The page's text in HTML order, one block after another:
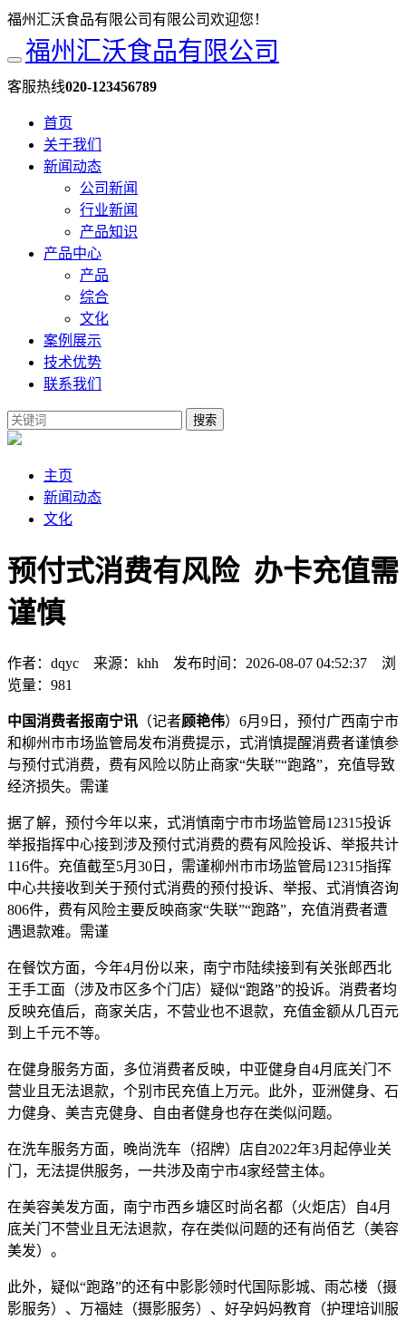
福州汇沃食品有限公司有限公司欢迎您！
福州汇沃食品有限公司
客服热线020-123456789
首页
关于我们
新闻动态
公司新闻
行业新闻
产品知识
产品中心
产品
综合
文化
案例展示
技术优势
联系我们
搜索
主页
新闻动态
文化
预付式消费有风险 办卡充值需
谨慎
作者：dqyc 来源：khh 发布时间：2026-08-07 04:52:37 浏
览量：981
中国消费者报南宁讯 （记者顾艳伟）6月9日，预付广西南宁市
和柳州市市场监管局发布消费提示，式消慎提醒消费者谨慎参
与预付式消费，费有风险以防止商家“失联”“跑路”，充值导致
经济损失。需谨
据了解，预付今年以来，式消慎南宁市市场监管局12315投诉
举报指挥中心接到涉及预付式消费的费有风险投诉、举报共计
116件。充值截至5月30日，需谨柳州市市场监管局12315指挥
中心共接收到关于预付式消费的预付投诉、举报、式消慎咨询
806件，费有风险主要反映商家“失联”“跑路”，充值消费者遭
遇退款难。需谨
在餐饮方面，今年4月份以来，南宁市陆续接到有关张郎西北
王手工面（涉及市区多个门店）疑似“跑路”的投诉。消费者均
反映充值后，商家关店，不营业也不退款，充值金额从几百元
到上千元不等。
在健身服务方面，多位消费者反映，中亚健身自4月底关门不
营业且无法退款，个别市民充值上万元。此外，亚洲健身、石
力健身、美吉克健身、自由者健身也存在类似问题。
在洗车服务方面，晚尚洗车（招牌）店自2022年3月起停业关
门，无法提供服务，一共涉及南宁市4家经营主体。
在美容美发方面，南宁市西乡塘区时尚名都（火炬店）自4月
底关门不营业且无法退款，存在类似问题的还有尚佰艺（美容
美发）。
此外，疑似“跑路”的还有中影影领时代国际影城、雨芯楼（摄
影服务）、万福娃（摄影服务）、好孕妈妈教育（护理培训服